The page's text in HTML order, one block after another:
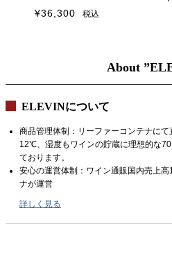
2018
¥36,300 税込
About
ELEVINについて
商品管理体制：リーファーコンテナに
12℃、湿度もワインの貯蔵に理想的な
ております。
安心の運営体制：ワイン通販国内売上
ナが運営
詳しく見る